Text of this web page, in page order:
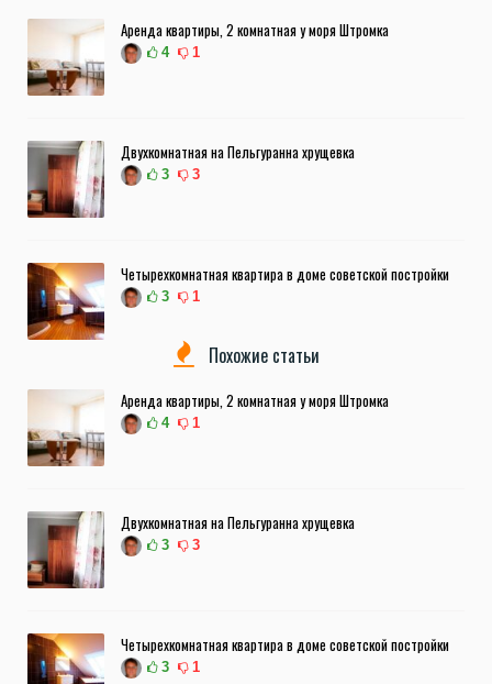
Аренда квартиры, 2 комнатная у моря Штромка
4 1
Двухкомнатная на Пельгуранна хрущевка
3 3
Четырехкомнатная квартира в доме советской постройки
3 1
Похожие статьи
Аренда квартиры, 2 комнатная у моря Штромка
4 1
Двухкомнатная на Пельгуранна хрущевка
3 3
Четырехкомнатная квартира в доме советской постройки
3 1